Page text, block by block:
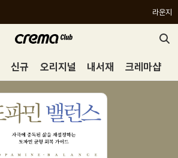
라운지
신규 오리지널 내서재 크레마샵